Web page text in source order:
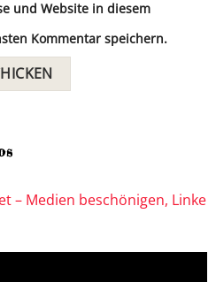
und Website in diesem
Kommentar speichern.
– Medien beschönigen, Linke